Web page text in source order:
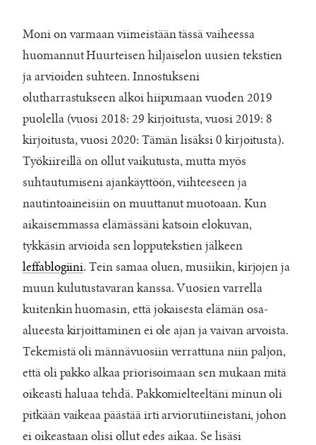
Moni on varmaan viimeistään tässä vaiheessa
huomannut Huurteisen hiljaiselon uusien tekstien
ja arvioiden suhteen. Innostukseni
olutharrastukseen alkoi hiipumaan vuoden 2019
puolella (vuosi 2018: 29 kirjoitusta, vuosi 2019: 8
kirjoitusta, vuosi 2020: Tämän lisäksi 0 kirjoitusta).
Työkiireillä on ollut vaikutusta, mutta myös
suhtautumiseni ajankäyttöön, viihteeseen ja
nautintoaineisiin on muuttanut muotoaan. Kun
aikaisemmassa elämässäni katsoin elokuvan,
tykkäsin arvioida sen lopputekstien jälkeen
leffablogiini. Tein samaa oluen, musiikin, kirjojen ja
muun kulutustavaran kanssa. Vuosien varrella
kuitenkin huomasin, että jokaisesta elämän osa-
alueesta kirjoittaminen ei ole ajan ja vaivan arvoista.
Tekemistä oli männävuosiin verrattuna niin paljon,
että oli pakko alkaa priorisoimaan sen mukaan mitä
oikeasti haluaa tehdä. Pakkomielteeltäni minun oli
pitkään vaikeaa päästää irti arviorutiineistani, johon
ei oikeastaan olisi ollut edes aikaa. Se lisäsi